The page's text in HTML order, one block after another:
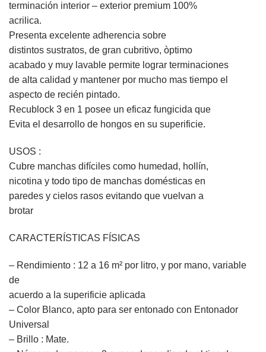
terminación interior – exterior premium 100%
acrilica.
Presenta excelente adherencia sobre
distintos sustratos, de gran cubritivo, òptimo
acabado y muy lavable permite lograr terminaciones
de alta calidad y mantener por mucho mas tiempo el
aspecto de recién pintado.
Recublock 3 en 1 posee un eficaz fungicida que
Evita el desarrollo de hongos en su superificie.
USOS :
Cubre manchas difíciles como humedad, hollín,
nicotina y todo tipo de manchas domésticas en
paredes y cielos rasos evitando que vuelvan a
brotar
CARACTERÍSTICAS FÍSICAS
– Rendimiento : 12 a 16 m² por litro, y por mano, variable
de
acuerdo a la superificie aplicada
– Color Blanco, apto para ser entonado con Entonador
Universal
– Brillo : Mate.